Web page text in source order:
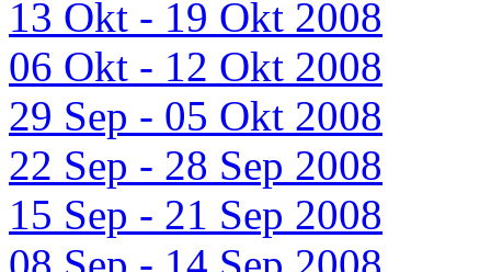
13 Okt - 19 Okt 2008
06 Okt - 12 Okt 2008
29 Sep - 05 Okt 2008
22 Sep - 28 Sep 2008
15 Sep - 21 Sep 2008